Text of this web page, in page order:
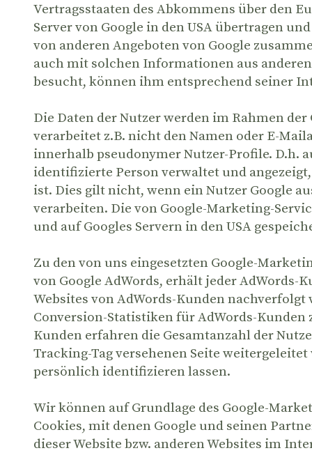
Vertragsstaaten des Abkommens über den
Server von Google in den USA übertragen
von anderen Angeboten von Google
auch mit solchen Informationen aus
besucht, können ihm entsprechend seiner
Die Daten der Nutzer werden im Rahmen
verarbeitet z.B. nicht den Namen oder E-
innerhalb pseudonymer Nutzer-Profile. D.h.
identifizierte Person verwaltet und
ist. Dies gilt nicht, wenn ein Nutzer Google
verarbeiten. Die von Google-Marketing-
und auf Googles Servern in den USA
Zu den von uns eingesetzten Google-
von Google AdWords, erhält jeder AdWords-
Websites von AdWords-Kunden
Conversion-Statistiken für AdWords-
Kunden erfahren die Gesamtanzahl der
Tracking-Tag versehenen Seite
persönlich identifizieren lassen.
Wir können auf Grundlage des Google-
Cookies, mit denen Google und seinen
dieser Website bzw. anderen Websites im